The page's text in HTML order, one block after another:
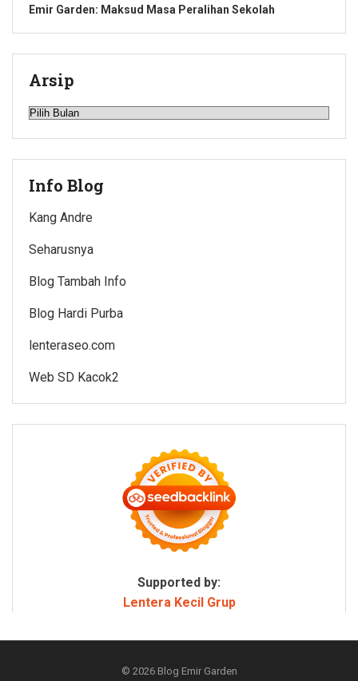
Emir Garden: Maksud Masa Peralihan Sekolah
Arsip
Arsip
Info Blog
Kang Andre
Seharusnya
Blog Tambah Info
Blog Hardi Purba
lenteraseo.com
Web SD Kacok2
Supported by:
Lentera Kecil Grup
© 2026 Blog Emir Garden